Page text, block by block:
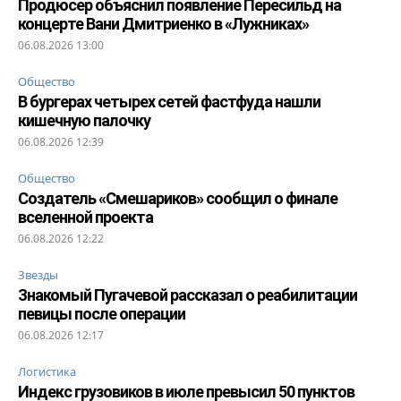
Продюсер объяснил появление Пересильд на
концерте Вани Дмитриенко в «Лужниках»
06.08.2026 13:00
Общество
В бургерах четырех сетей фастфуда нашли
кишечную палочку
06.08.2026 12:39
Общество
Создатель «Смешариков» сообщил о финале
вселенной проекта
06.08.2026 12:22
Звезды
Знакомый Пугачевой рассказал о реабилитации
певицы после операции
06.08.2026 12:17
Логистика
Индекс грузовиков в июле превысил 50 пунктов